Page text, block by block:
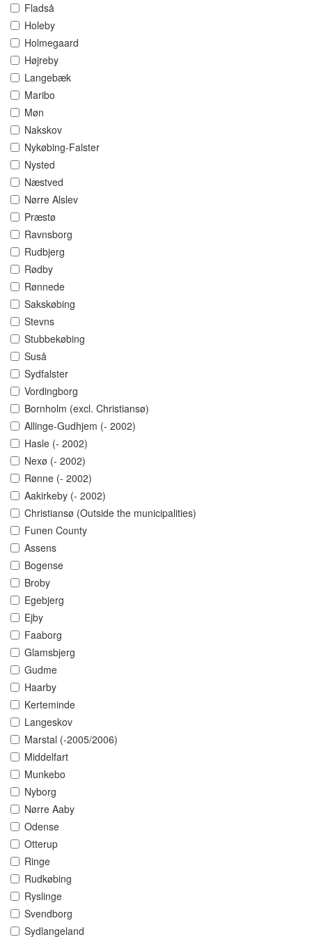
Fladså
Holeby
Holmegaard
Højreby
Langebæk
Maribo
Møn
Nakskov
Nykøbing-Falster
Nysted
Næstved
Nørre Alslev
Præstø
Ravnsborg
Rudbjerg
Rødby
Rønnede
Sakskøbing
Stevns
Stubbekøbing
Suså
Sydfalster
Vordingborg
Bornholm (excl. Christiansø)
Allinge-Gudhjem (- 2002)
Hasle (- 2002)
Nexø (- 2002)
Rønne (- 2002)
Aakirkeby (- 2002)
Christiansø (Outside the municipalities)
Funen County
Assens
Bogense
Broby
Egebjerg
Ejby
Faaborg
Glamsbjerg
Gudme
Haarby
Kerteminde
Langeskov
Marstal (-2005/2006)
Middelfart
Munkebo
Nyborg
Nørre Aaby
Odense
Otterup
Ringe
Rudkøbing
Ryslinge
Svendborg
Sydlangeland